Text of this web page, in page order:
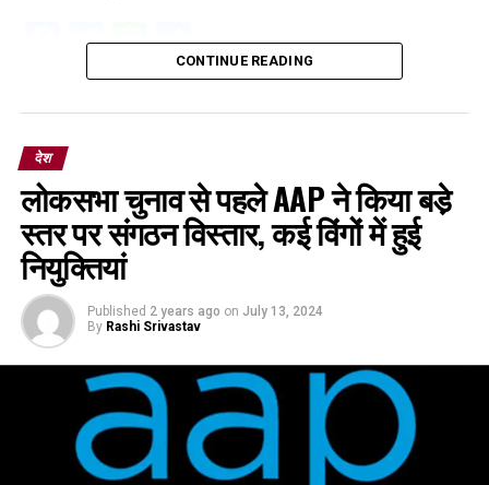
Facebook
Twitter
WhatsApp
Share
CONTINUE READING
देश
लोकसभा चुनाव से पहले AAP ने किया बडे़
स्तर पर संगठन विस्तार, कई विंगों में हुई
नियुक्तियां
Published 2 years ago on July 13, 2024
By Rashi Srivastav